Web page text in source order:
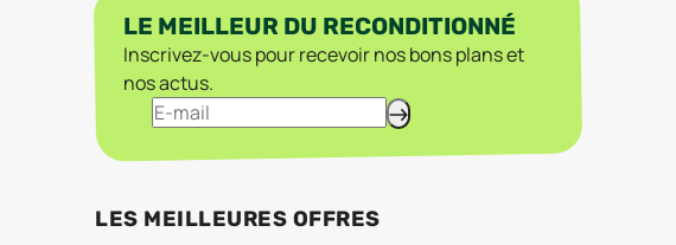
LE MEILLEUR DU RECONDITIONNÉ
Inscrivez-vous pour recevoir nos bons plans et
nos actus.
LES MEILLEURES OFFRES